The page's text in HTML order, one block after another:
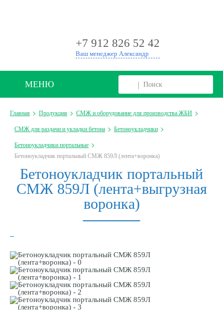
+7 912 826 52 42
Ваш менеджер Александр
МЕНЮ
Главная Продукция СМЖ и оборудование для производства ЖБИ
СМЖ для раздачи и укладки бетона Бетоноукладчики
Бетоноукладчики портальные
Бетоноукладчик портальный СМЖ 859Л (лента+воронка)
Бетоноукладчик портальный
СМЖ 859Л (лента+выгрузная
воронка)